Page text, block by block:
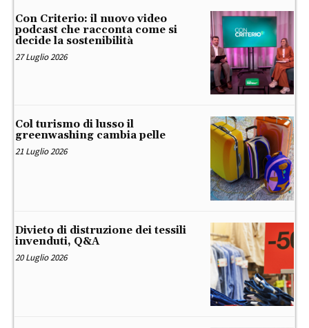
Con Criterio: il nuovo video
podcast che racconta come si
decide la sostenibilità
27 Luglio 2026
Col turismo di lusso il
greenwashing cambia pelle
21 Luglio 2026
Divieto di distruzione dei tessili
invenduti, Q&A
20 Luglio 2026